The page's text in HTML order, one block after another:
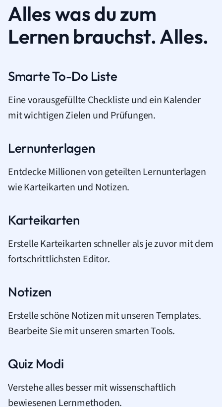
Alles was du zum
Lernen brauchst. Alles.
Smarte To-Do Liste
Eine vorausgefüllte Checkliste und ein Kalender
mit wichtigen Zielen und Prüfungen.
Lernunterlagen
Entdecke Millionen von geteilten Lernunterlagen
wie Karteikarten und Notizen.
Karteikarten
Erstelle Karteikarten schneller als je zuvor mit dem
fortschrittlichsten Editor.
Notizen
Erstelle schöne Notizen mit unseren Templates.
Bearbeite Sie mit unseren smarten Tools.
Quiz Modi
Verstehe alles besser mit wissenschaftlich
bewiesenen Lernmethoden.